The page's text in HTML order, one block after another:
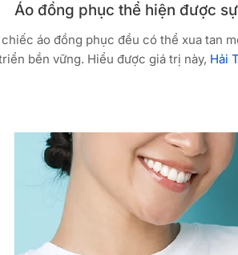
Áo đồng phục thể hiện được
áo đồng phục đều có thể xua tan
bền vững. Hiểu được giá trị này, Hải